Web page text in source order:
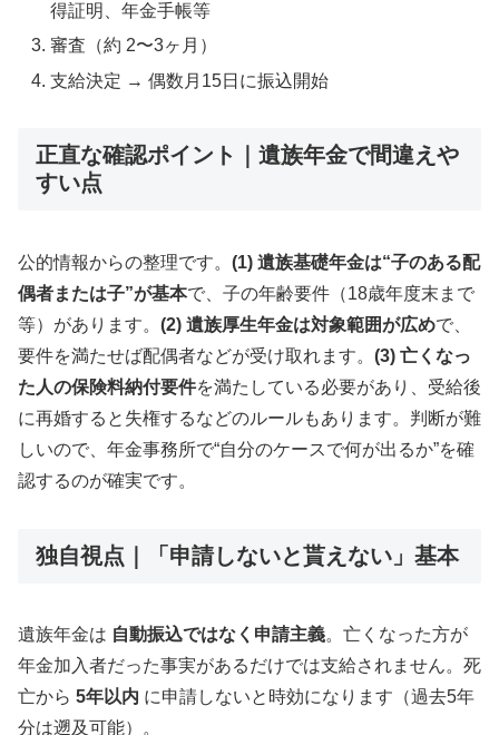
得証明、年金手帳等
審査（約 2〜3ヶ月）
支給決定 → 偶数月15日に振込開始
正直な確認ポイント｜遺族年金で間違えや
すい点
公的情報からの整理です。 (1) 遺族基礎年金は“子のある配
偶者または子”が基本で、子の年齢要件（18歳年度末まで
等）があります。 (2) 遺族厚生年金は対象範囲が広めで、
要件を満たせば配偶者などが受け取れます。 (3) 亡くなっ
た人の保険料納付要件を満たしている必要があり、受給後
に再婚すると失権するなどのルールもあります。判断が難
しいので、年金事務所で“自分のケースで何が出るか”を確
認するのが確実です。
独自視点｜「申請しないと貰えない」基本
遺族年金は 自動振込ではなく申請主義。亡くなった方が
年金加入者だった事実があるだけでは支給されません。死
亡から 5年以内 に申請しないと時効になります（過去5年
分は遡及可能）。